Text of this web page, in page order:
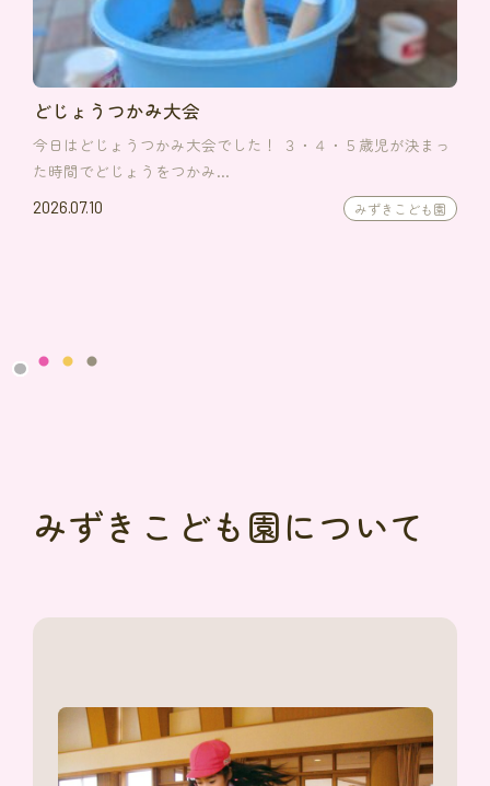
どじょうつかみ大会
今日はどじょうつかみ大会でした！ ３・４・５歳児が決まっ
た時間でどじょうをつかみ…
2026.07.10 みずきこども園
みずきこども園について